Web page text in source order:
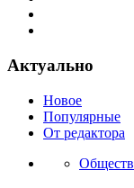
Актуально
Новое
Популярные
От редактора